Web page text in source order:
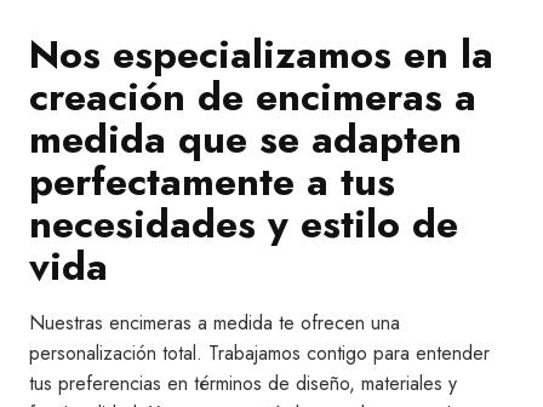
Nos especializamos en la
creación de encimeras a
medida que se adapten
perfectamente a tus
necesidades y estilo de
vida
Nuestras encimeras a medida te ofrecen una
personalización total. Trabajamos contigo para entender
tus preferencias en términos de diseño, materiales y